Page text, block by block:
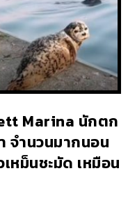
Marina นักตก
จำนวนมากนอน
หม็นชะมัด เหมือน